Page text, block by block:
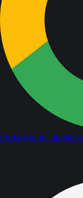
Dodaj nas do